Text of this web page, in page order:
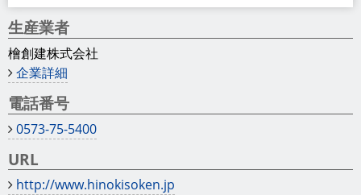
生産業者
檜創建株式会社
企業詳細
電話番号
0573-75-5400
URL
http://www.hinokisoken.jp